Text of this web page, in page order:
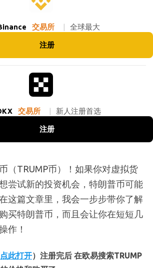
交易所 | 全球最大
注册
交易所 | 新人注册首选
注册
（TRUMP币）！如果你对虚拟货
尝试新的投资机会，特朗普币可能
这篇文章里，我会一步步带你了解
买特朗普币，而且会让你在短短几
作！
点此打开）注册完后 在欧易搜索TRUMP